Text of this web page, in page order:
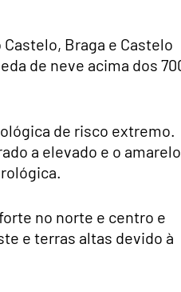
Castelo, Braga e Castelo
de neve acima dos
de risco extremo.
a elevado e o amarelo
no norte e centro e
e terras altas devido à